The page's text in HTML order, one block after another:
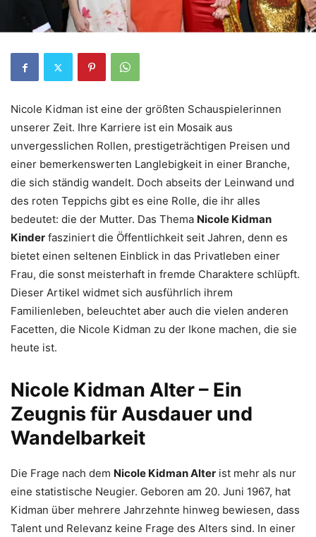
Nicole Kidman ist eine der größten Schauspielerinnen
unserer Zeit. Ihre Karriere ist ein Mosaik aus
unvergesslichen Rollen, prestigeträchtigen Preisen und
einer bemerkenswerten Langlebigkeit in einer Branche,
die sich ständig wandelt. Doch abseits der Leinwand und
des roten Teppichs gibt es eine Rolle, die ihr alles
bedeutet: die der Mutter. Das Thema Nicole Kidman
Kinder fasziniert die Öffentlichkeit seit Jahren, denn es
bietet einen seltenen Einblick in das Privatleben einer
Frau, die sonst meisterhaft in fremde Charaktere schlüpft.
Dieser Artikel widmet sich ausführlich ihrem
Familienleben, beleuchtet aber auch die vielen anderen
Facetten, die Nicole Kidman zu der Ikone machen, die sie
heute ist.
Nicole Kidman Alter – Ein
Zeugnis für Ausdauer und
Wandelbarkeit
Die Frage nach dem Nicole Kidman Alter ist mehr als nur
eine statistische Neugier. Geboren am 20. Juni 1967, hat
Kidman über mehrere Jahrzehnte hinweg bewiesen, dass
Talent und Relevanz keine Frage des Alters sind. In einer